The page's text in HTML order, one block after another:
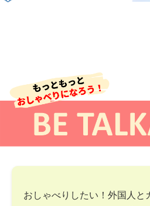
おしゃべりしたい！外国人と